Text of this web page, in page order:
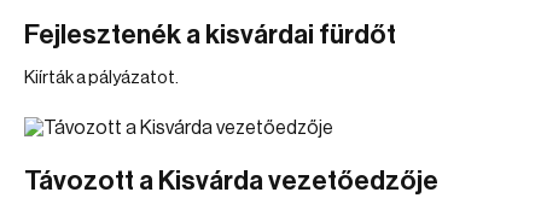
Fejlesztenék a kisvárdai fürdőt
Kiírták a pályázatot.
Távozott a Kisvárda vezetőedzője